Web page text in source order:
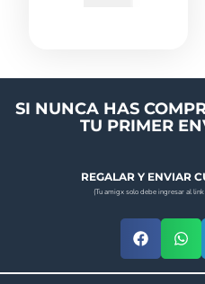
SI NUNCA HAS
TU PRIMER
REGALAR Y ENVIAR
(Tu amigx solo debe ingresar al